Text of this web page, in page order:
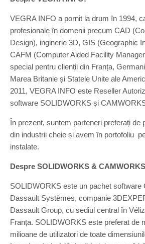
VEGRA INFO a pornit la drum în 1994,
profesionale în domenii precum CAD
Design), inginerie 3D, GIS (Geographic
CAFM (Computer Aided Facility
special pentru clienții din Franța,
Marea Britanie și Statele Unite ale
2011, VEGRA INFO este Reseller
software SOLIDWORKS și
În prezent, suntem parteneri preferați de
din industrii cheie și avem în portofoliu
instalate.
Despre SOLIDWORKS &
SOLIDWORKS este un pachet software
Dassault Systèmes, companie
Dassault Group, cu sediul central în
Franța. SOLIDWORKS este preferat de
milioane de utilizatori de toate